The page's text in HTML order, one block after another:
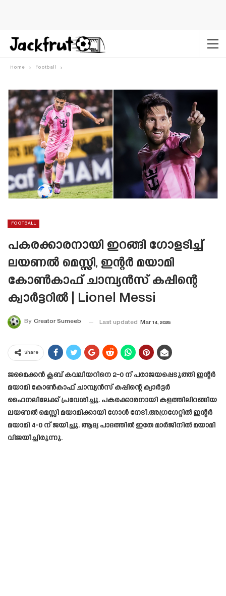
Home Football
FOOTBALL
പകരക്കാരനായി ഇറങ്ങി ഗോളടിച്ച്
ലയണൽ മെസ്സി, ഇന്റർ മയാമി
കോൺകാഫ് ചാമ്പ്യൻസ് കപ്പിന്റെ
ക്വാർട്ടറിൽ | Lionel Messi
By Creator Sumeeb Last updated Mar 14, 2025
Share
ജമൈക്കൻ ക്ലബ് കവലിയറിനെ 2-0 ന് പരാജയപ്പെടുത്തി ഇന്റർ
മയാമി കോൺകാഫ് ചാമ്പ്യൻസ് കപ്പിന്റെ ക്വാർട്ടർ
ഫൈനലിലേക്ക് പ്രവേശിച്ചു. പകരക്കാരനായി കളത്തിലിറങ്ങിയ
ലയണൽ മെസ്സി മയാമിക്കായി ഗോൾ നേടി.അഗ്രഗേറ്റിൽ ഇന്റർ
മയാമി 4-0 ന് ജയിച്ചു. ആദ്യ പാദത്തിൽ ഇതേ മാർജിനിൽ മയാമി
വിജയിച്ചിരുന്നു.